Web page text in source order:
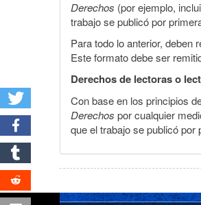
Derechos (por ejemplo,
trabajo se publicó por
Para todo lo anterior, deben
Este formato debe ser
Derechos de lectoras o
Con base en los principios
Derechos por cualquier
que el trabajo se publicó por